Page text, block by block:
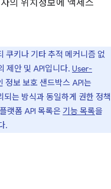
의 위치정보에 액세스
쿠키나 기타 추적 메커니즘 없
제안 및 API입니다. User-
정보 보호 샌드박스 API는
되는 방식과 동일하게 권한 정책
랫폼 API 목록은 기능 목록을
.